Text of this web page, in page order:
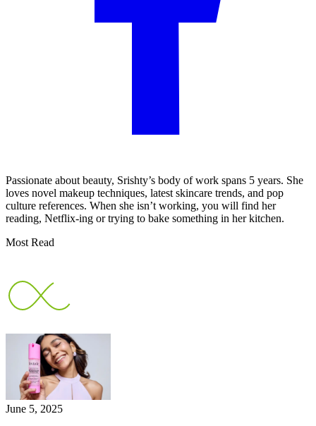
Passionate about beauty, Srishty’s body of work spans 5 years. She
loves novel makeup techniques, latest skincare trends, and pop
culture references. When she isn’t working, you will find her
reading, Netflix-ing or trying to bake something in her kitchen.
Most Read
June 5, 2025